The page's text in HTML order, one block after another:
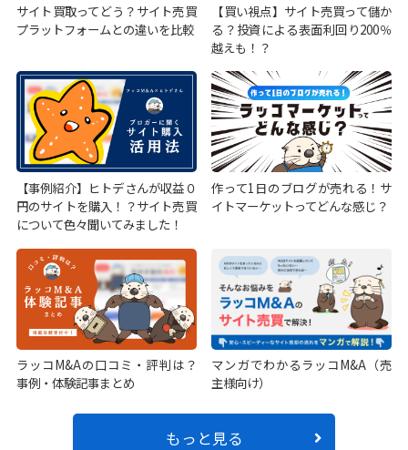
サイト買取ってどう？サイト売買
プラットフォームとの違いを比較
【買い視点】サイト売買って儲か
る？投資による表面利回り200％
越えも！？
【事例紹介】ヒトデさんが収益０
円のサイトを購入！？サイト売買
について色々聞いてみました！
作って1日のブログが売れる！サ
イトマーケットってどんな感じ？
ラッコM&Aの口コミ・評判は？
事例・体験記事まとめ
マンガでわかるラッコM&A（売
主様向け）
もっと見る